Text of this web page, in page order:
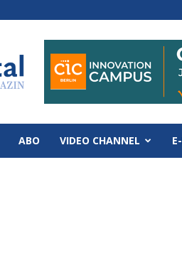
ABO VIDEO CHANNEL